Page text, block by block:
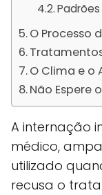
O Processo
O Clima e o
Não Espere
A internação
médico,
utilizado
recusa o